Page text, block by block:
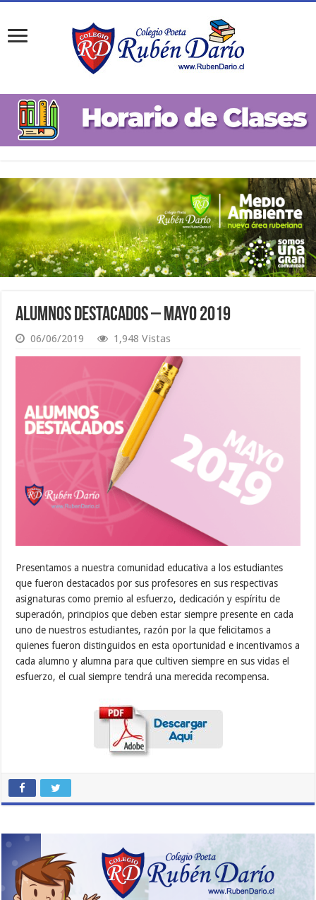
Alumnos Destacados – Mayo 2019
06/06/2019 1,948 Vistas
Presentamos a nuestra comunidad educativa a los estudiantes
que fueron destacados por sus profesores en sus respectivas
asignaturas como premio al esfuerzo, dedicación y espíritu de
superación, principios que deben estar siempre presente en cada
uno de nuestros estudiantes, razón por la que felicitamos a
quienes fueron distinguidos en esta oportunidad e incentivamos a
cada alumno y alumna para que cultiven siempre en sus vidas el
esfuerzo, el cual siempre tendrá una merecida recompensa.